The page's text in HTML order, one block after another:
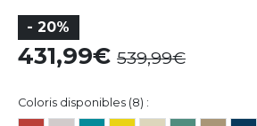
- 20%
431,99 539,99
Coloris disponibles (8) :